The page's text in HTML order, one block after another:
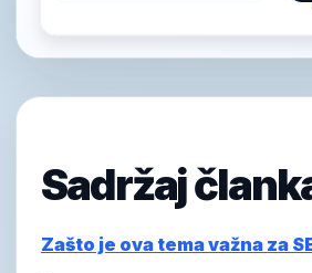
Sadržaj
Zašto je ova tema važna za